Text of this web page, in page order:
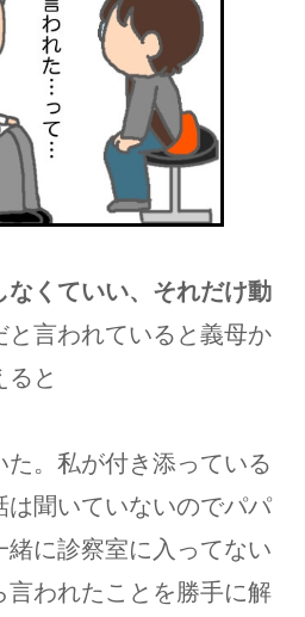
なくていい、それだけ動
と言われていると義母か
ると
た。私が付き添っている
は聞いていないのでパパ
緒に診察室に入ってない
言われたことを勝手に解